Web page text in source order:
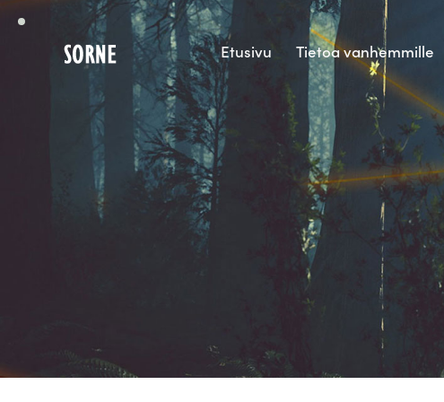
Etusivu Tietoa vanhemmille